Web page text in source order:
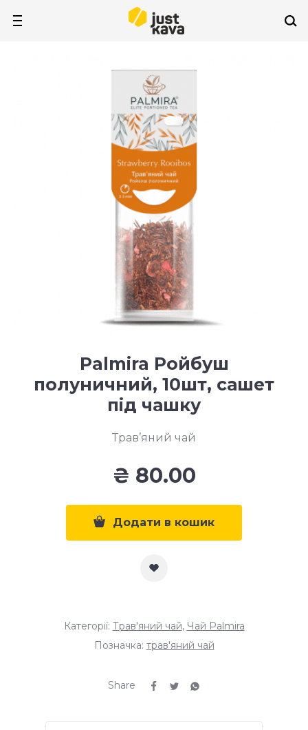
Palmira Ройбуш
полуничний, 10шт, сашет
під чашку
Трав’яний чай
₴ 80.00
Додати в кошик
Категорії: Трав'яний чай, Чай Palmira
Позначка: трав'яний чай
Share